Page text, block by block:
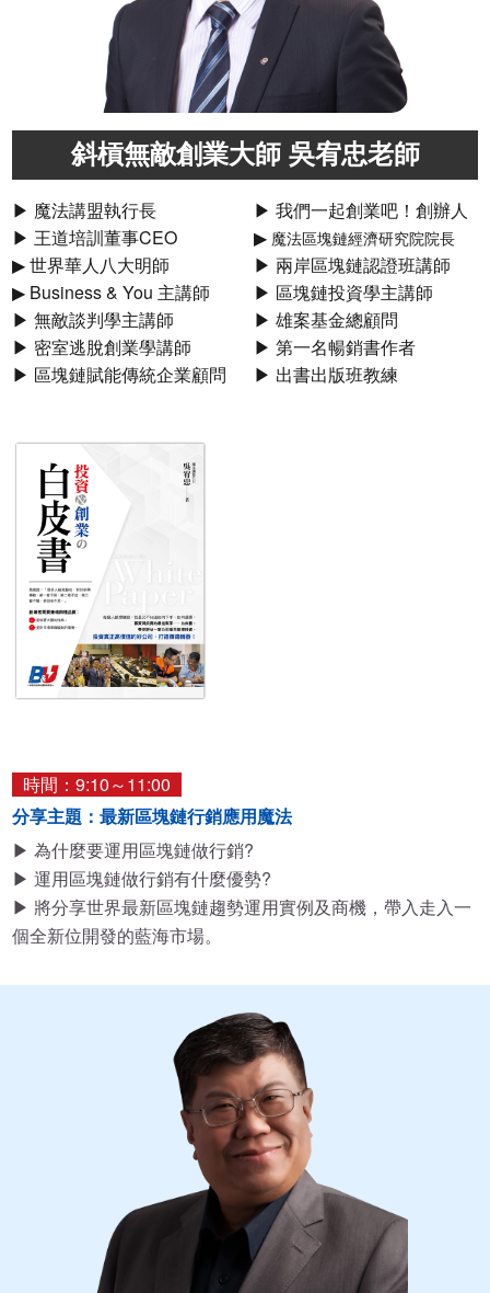
斜槓無敵創業大師 吳宥忠老師
▶ 魔法講盟執行長
▶ 王道培訓董事CEO
▶ 世界華人八大明師
▶ Business & You 主講師
▶ 無敵談判學主講師
▶ 密室逃脫創業學講師
▶ 區塊鏈賦能傳統企業顧問
▶ 我們一起創業吧！創辦人
▶ 魔法區塊鏈經濟研究院院長
▶ 兩岸區塊鏈認證班講師
▶ 區塊鏈投資學主講師
▶ 雄案基金總顧問
▶ 第一名暢銷書作者
▶ 出書出版班教練
時間：9:10～11:00
分享主題：最新區塊鏈行銷應用魔法
▶ 為什麼要運用區塊鏈做行銷?
▶ 運用區塊鏈做行銷有什麼優勢?
▶ 將分享世界最新區塊鏈趨勢運用實例及商機，帶入走入一
個全新位開發的藍海市場。